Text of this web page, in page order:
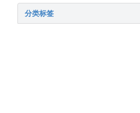
分类标签